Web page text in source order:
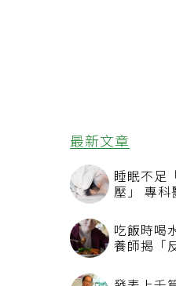
最新文章
睡眠不足
壓」 專
吃飯時喝
養師揭「